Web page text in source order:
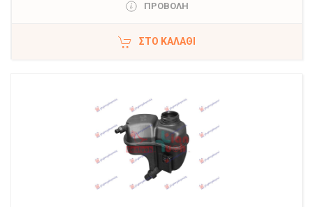
ΠΡΟΒΟΛΗ
ΣΤΟ ΚΑΛΆΘΙ